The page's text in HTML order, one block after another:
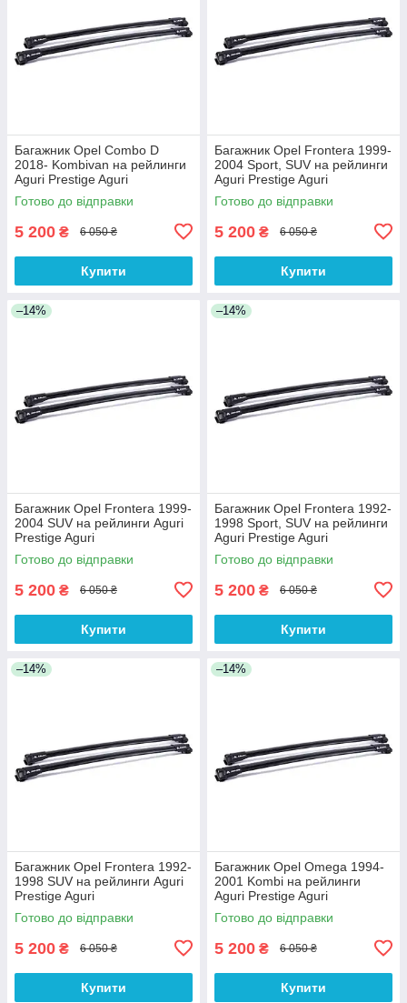
Багажник Opel Combo D
2018- Kombivan на рейлинги
Aguri Prestige Aguri
Готово до відправки
5 200 ₴ 6 050 ₴
Купити
Багажник Opel Frontera 1999-
2004 Sport, SUV на рейлинги
Aguri Prestige Aguri
Готово до відправки
5 200 ₴ 6 050 ₴
Купити
–14%
Багажник Opel Frontera 1999-
2004 SUV на рейлинги Aguri
Prestige Aguri
Готово до відправки
5 200 ₴ 6 050 ₴
Купити
–14%
Багажник Opel Frontera 1992-
1998 Sport, SUV на рейлинги
Aguri Prestige Aguri
Готово до відправки
5 200 ₴ 6 050 ₴
Купити
–14%
Багажник Opel Frontera 1992-
1998 SUV на рейлинги Aguri
Prestige Aguri
Готово до відправки
5 200 ₴ 6 050 ₴
Купити
–14%
Багажник Opel Omega 1994-
2001 Kombi на рейлинги
Aguri Prestige Aguri
Готово до відправки
5 200 ₴ 6 050 ₴
Купити